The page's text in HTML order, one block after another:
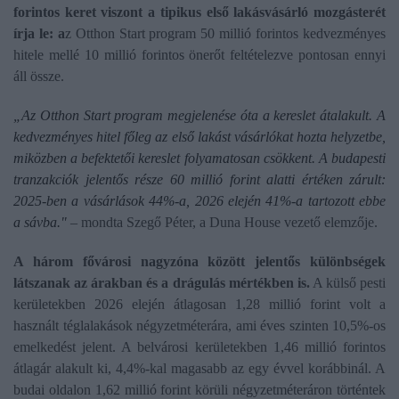
forintos keret viszont a tipikus első lakásvásárló mozgásterét
írja le: az Otthon Start program 50 millió forintos kedvezményes
hitele mellé 10 millió forintos önerőt feltételezve pontosan ennyi
áll össze.
„Az Otthon Start program megjelenése óta a kereslet átalakult. A
kedvezményes hitel főleg az első lakást vásárlókat hozta helyzetbe,
miközben a befektetői kereslet folyamatosan csökkent. A budapesti
tranzakciók jelentős része 60 millió forint alatti értéken zárult:
2025-ben a vásárlások 44%-a, 2026 elején 41%-a tartozott ebbe
a sávba." – mondta Szegő Péter, a Duna House vezető elemzője.
A három fővárosi nagyzóna között jelentős különbségek
látszanak az árakban és a drágulás mértékben is. A külső pesti
kerületekben 2026 elején átlagosan 1,28 millió forint volt a
használt téglalakások négyzetméterára, ami éves szinten 10,5%-os
emelkedést jelent. A belvárosi kerületekben 1,46 millió forintos
átlagár alakult ki, 4,4%-kal magasabb az egy évvel korábbinál. A
budai oldalon 1,62 millió forint körüli négyzetméteráron történtek